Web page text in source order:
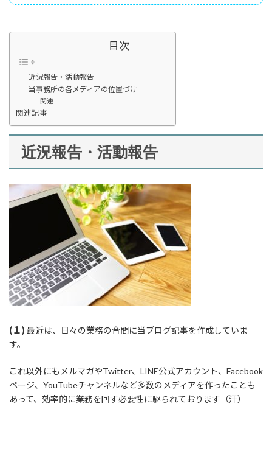
目次
近況報告・活動報告
当事務所の各メディアの位置づけ
関連
関連記事
近況報告・活動報告
(１) 最近は、日々の業務の合間に当ブログ記事を作成していま
す。
これ以外にもメルマガやTwitter、LINE公式アカウント、Facebook
ページ、YouTubeチャンネルなど多数のメディアを作ったことも
あって、効率的に業務を回す必要性に駆られております（汗）